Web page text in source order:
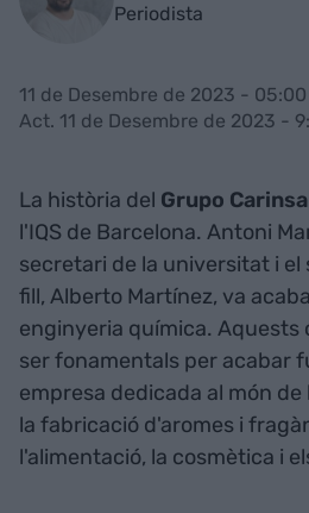
Periodista
11 de Desembre de 2023 - 05:00
Act. 11 de Desembre de 2023 -
La història del Grupo Carinsa
l'IQS de Barcelona. Antoni
secretari de la universitat i el
fill, Alberto Martínez, va
enginyeria química. Aquests
ser fonamentals per acabar
empresa dedicada al món de
la fabricació d'aromes i
l'alimentació, la cosmètica i